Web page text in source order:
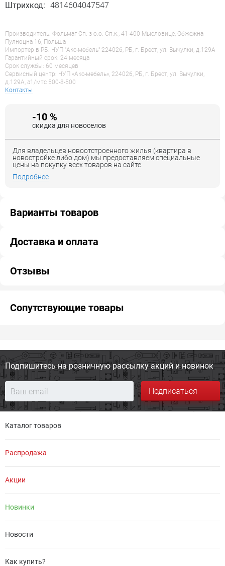
Штрихкод: 4814604047547
Производитель: Фольмаг Сп. з о.о. Сп.к., 41-400 Мысловице, Обжежна
Пулноцна 16, Польша
Импортер в РБ: ЧУП "Акс-мебель" 224026, РБ, г. Брест, ул. Вычулки, д.129А
Гарантийный срок: 24 месяца
Срок службы: 60 месяцев
Сервисный центр: ЧУП «Акс-мебель», 224026, РБ, г. Брест, ул. Вычулки,
д.129А, a1/мтс 500-8-500
Контакты
-10 %
скидка для новоселов
Для владельцев новоотстроенного жилья (квартира в
новостройке либо дом) мы предоставляем специальные
цены на покупку всех товаров на сайте.
Подробнее
Варианты товаров
Доставка и оплата
Отзывы
Сопутствующие товары
Подпишитесь на розничную рассылку акций и новинок
Подписаться
Каталог товаров
Распродажа
Акции
Новинки
Новости
Как купить?